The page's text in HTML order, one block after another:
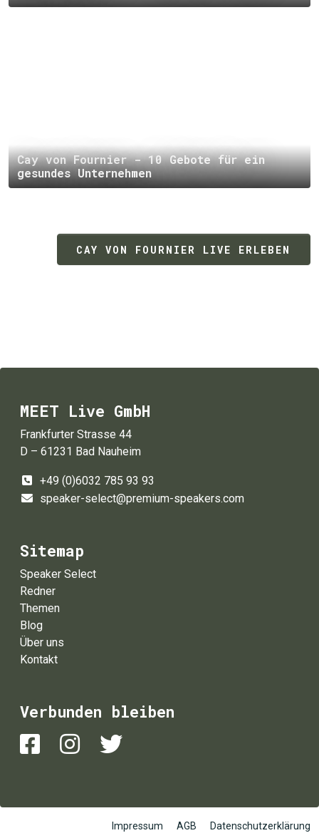
Cay von Fournier - 10 Gebote für ein
gesundes Unternehmen
CAY VON FOURNIER LIVE ERLEBEN
MEET Live GmbH
Frankfurter Strasse 44
D – 61231 Bad Nauheim
+49 (0)6032 785 93 93
speaker-select@premium-speakers.com
Sitemap
Speaker Select
Redner
Themen
Blog
Über uns
Kontakt
Verbunden bleiben
Impressum AGB Datenschutzerklärung